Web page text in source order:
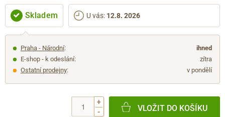
Skladem U vás: 12.8. 2026
Praha - Národní:
ihned
E-shop - k odeslání:
zítra
Ostatní prodejny: v pondělí
+
-
VLOŽIT DO KOŠÍKU